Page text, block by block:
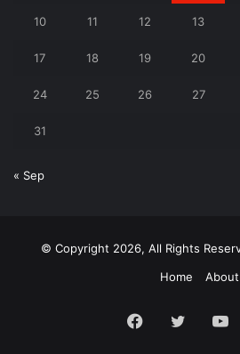
10 11 12 13
17 18 19 20
24 25 26 27
31
« Sep
© Copyright 2026, All Rights
Home
About
Facebook
Twitter